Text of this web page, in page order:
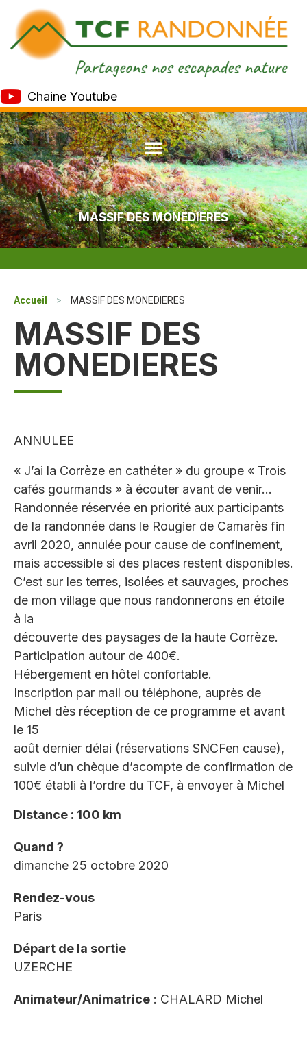
Chaine Youtube
MASSIF DES MONEDIERES
Accueil > MASSIF DES MONEDIERES
MASSIF DES
MONEDIERES
ANNULEE
« J’ai la Corrèze en cathéter » du groupe « Trois
cafés gourmands » à écouter avant de venir…
Randonnée réservée en priorité aux participants
de la randonnée dans le Rougier de Camarès fin
avril 2020, annulée pour cause de confinement,
mais accessible si des places restent disponibles.
C’est sur les terres, isolées et sauvages, proches
de mon village que nous randonnerons en étoile
à la
découverte des paysages de la haute Corrèze.
Participation autour de 400€.
Hébergement en hôtel confortable.
Inscription par mail ou téléphone, auprès de
Michel dès réception de ce programme et avant
le 15
août dernier délai (réservations SNCFen cause),
suivie d’un chèque d’acompte de confirmation de
100€ établi à l’ordre du TCF, à envoyer à Michel
Distance : 100 km
Quand ?
dimanche 25 octobre 2020
Rendez-vous
Paris
Départ de la sortie
UZERCHE
Animateur/Animatrice : CHALARD Michel